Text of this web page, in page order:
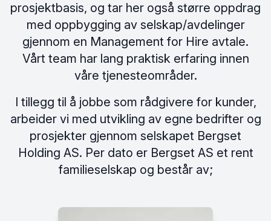
prosjektbasis, og tar her også større oppdrag
med oppbygging av selskap/avdelinger
gjennom en Management for Hire avtale.
Vårt team har lang praktisk erfaring innen
våre tjenesteområder.
I tillegg til å jobbe som rådgivere for kunder,
arbeider vi med utvikling av egne bedrifter og
prosjekter gjennom selskapet Bergset
Holding AS. Per dato er Bergset AS et rent
familieselskap og består av;